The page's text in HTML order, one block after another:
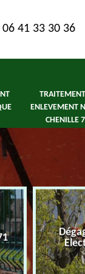
06 41 33 30 36
ENLEVEMENT
CHENILLE